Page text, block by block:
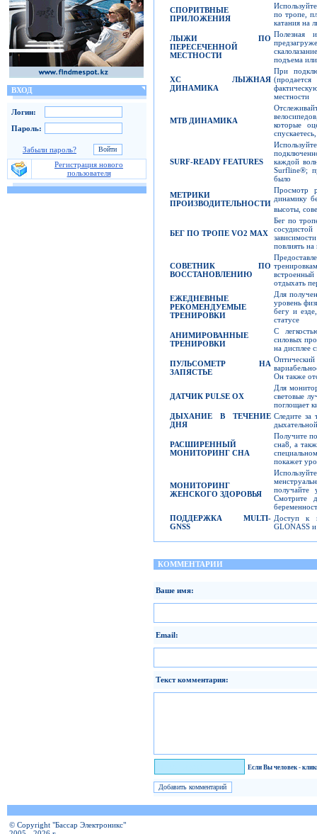
ВХОД
Логин:
Пароль:
Забыли пароль?
Регистрация нового
пользователя
СПОРИТВНЫЕ
ПРИЛОЖЕНИЯ
по тропе,
катания на
ЛЫЖИ ПО
ПЕРЕСЕЧЕННОЙ
МЕСТНОСТИ
Полезная
подъема
XC
ЛЫЖНАЯ
ДИНАМИКА
При
местности
MTB ДИНАМИКА
которые
SURF-READY FEATURES
каждой
Surfline®;
было
МЕТРИКИ
ПРОИЗВОДИТЕЛЬНОСТИ
Просмотр
динамику
высоты,
БЕГ ПО ТРОПЕ VO2 MAX
Бег по
повлиять на
СОВЕТНИК ПО
ВОССТАНОВЛЕНИЮ
встроенный
отдыхать
ЕЖЕДНЕВНЫЕ
РЕКОМЕНДУЕМЫЕ
ТРЕНИРОВКИ
Для
уровень
бегу и
статусе
АНИМИРОВАННЫЕ
ТРЕНИРОВКИ
С
силовых
на дисплее
ПУЛЬСОМЕТР НА
ЗАПЯСТЬЕ
Оптический
Он также
ДАТЧИК PULSE OX
Для
световые
поглощает
ДЫХАНИЕ В ТЕЧЕНИЕ
ДНЯ
Следите за
РАСШИРЕННЫЙ
МОНИТОРИНГ СНА
Получите
сна8, а
покажет
МОНИТОРИНГ
ЖЕНСКОГО ЗДОРОВЬЯ
Смотрите
ПОДДЕРЖКА MULTI-
GNSS
Доступ к
GLONASS
КОММЕНТАРИИ
Ваше имя:
Email:
Текст комментария:
Если Вы человек -
© Copyright "Бассар Электроникс"